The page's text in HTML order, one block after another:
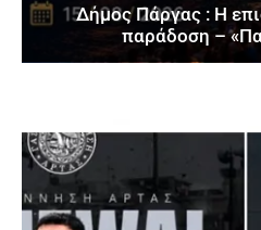
Δήμος Πάργας : Η
παράδοση –